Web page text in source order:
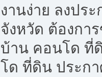
งานง่าย ลงปร
จังหวัด ต้องกา
บ้าน คอนโด ที่
โด ที่ดิน ประก